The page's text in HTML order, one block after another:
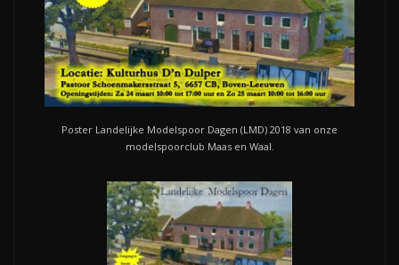
Poster Landelijke Modelspoor Dagen (LMD) 2018 van onze
modelspoorclub Maas en Waal.